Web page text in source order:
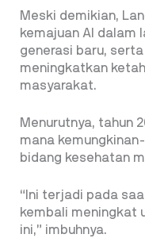
Meski demikian,
kemajuan AI dalam
generasi baru,
meningkatkan
masyarakat.
Menurutnya, tahun
mana
bidang kesehatan
“Ini terjadi pada
kembali meningkat
ini,” imbuhnya.